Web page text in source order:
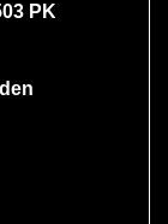
PK